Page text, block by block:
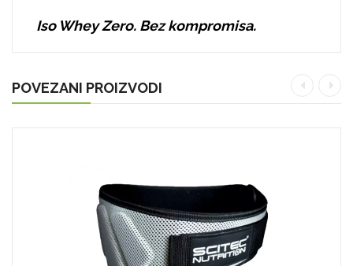
Iso Whey Zero. Bez kompromisa.
POVEZANI PROIZVODI